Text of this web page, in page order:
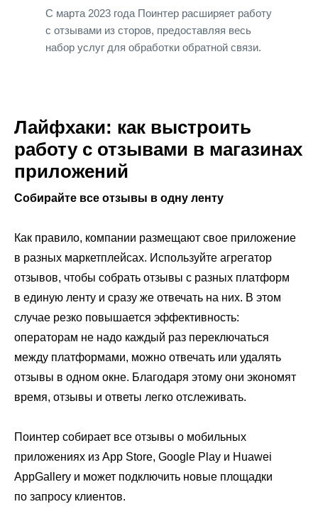
С марта 2023 года Поинтер расширяет работу
с отзывами из сторов, предоставляя весь
набор услуг для обработки обратной связи.
Лайфхаки: как выстроить
работу с отзывами в магазинах
приложений
Собирайте все отзывы в одну ленту
Как правило, компании размещают свое приложение
в разных маркетплейсах. Используйте агрегатор
отзывов, чтобы собрать отзывы с разных платформ
в единую ленту и сразу же отвечать на них. В этом
случае резко повышается эффективность:
операторам не надо каждый раз переключаться
между платформами, можно отвечать или удалять
отзывы в одном окне. Благодаря этому они экономят
время, отзывы и ответы легко отслеживать.
Поинтер собирает все отзывы о мобильных
приложениях из App Store, Google Play и Huawei
AppGallery и может подключить новые площадки
по запросу клиентов.